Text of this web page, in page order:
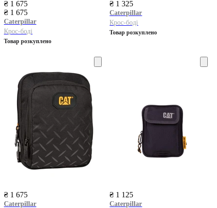
₴ 1 675
₴ 1 675
Caterpillar
Крос-боді
Товар розкуплено
₴ 1 325
Caterpillar
Крос-боді
Товар розкуплено
₴ 1 675
Caterpillar
₴ 1 125
Caterpillar